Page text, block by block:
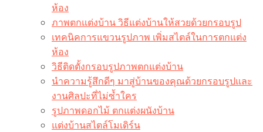
ห้อง
ภาพตกแต่งบ้าน วิธีแต่งบ้านให้สวยด้วยกรอบรูป
เทคนิคการแขวนรูปภาพ เพิ่มสไตล์ในการตกแต่ง
ห้อง
วิธีติดตั้งกรอบรูปภาพตกแต่งบ้าน
นำความรู้สึกดีๆ มาสู่บ้านของคุณด้วยกรอบรูปและ
งานศิลปะที่ไม่ซ้ำใคร
รูปภาพดอกไม้ ตกแต่งผนังบ้าน
แต่งบ้านสไตล์โมเดิร์น